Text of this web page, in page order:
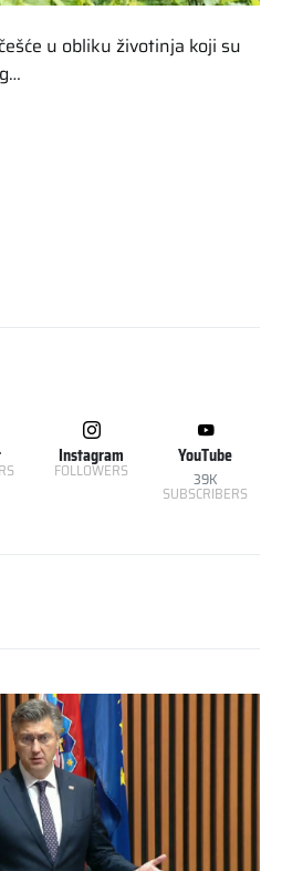
u obliku životinja koji su
Instagram
FOLLOWERS
YouTube
39K
SUBSCRIBERS